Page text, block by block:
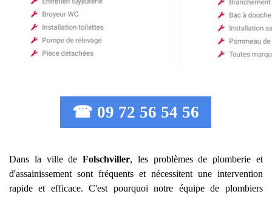
☎ 09 72 56 54 56
Dans la ville de Folschviller, les problèmes de plomberie et
d'assainissement sont fréquents et nécessitent une intervention
rapide et efficace. C'est pourquoi notre équipe de plombiers